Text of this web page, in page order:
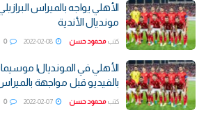
الأهلي يواجه بالميراس
مونديال الأندية
كتب محمود حسن 0
الأهلي في المونديال|
بالفيديو قبل مواجهة بالميراس
كتب محمود حسن 0